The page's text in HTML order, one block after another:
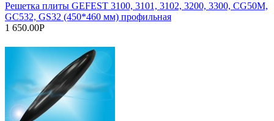
Решетка плиты GEFEST 3100, 3101, 3102, 3200, 3300, CG50M,
GC532, GS32 (450*460 мм) профильная
1 650.00Р